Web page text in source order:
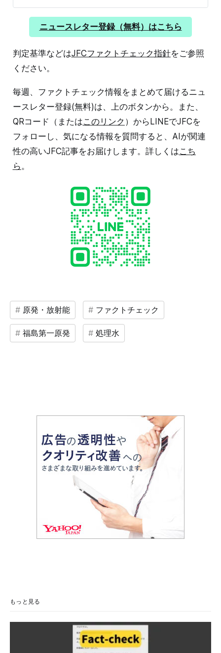
今も温度を下げるための冷却水をかけ続けています。使
用された水は放射性物質で汚染され、雨水などと混ざっ
て毎日約90トンずつ増えています。これを「汚染水」と
る巨大タンクに貯められますが、2024年の前半にはタ
ンク容量に限界が来る見込みです。日本政府は、トリチ
ウムを除く62種類の放射性物
ニュースレター登録（無料）はこちら
判定基準などはJFCファクトチェック指針をご参照
ください。
毎週、ファクトチェック情報をまとめて届けるニュ
ースレター登録(無料)は、上のボタンから。また、
QRコード（またはこのリンク ）からLINEでJFCを
フォローし、気になる情報を質問すると、AIが関連
性の高いJFC記事をお届けします。詳しくはこち
ら 。
原発・放射能 ファクトチェック
福島第一原発 処理水
もっと見る